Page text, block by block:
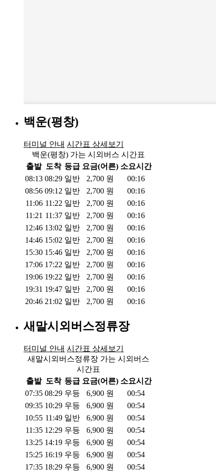
백운(평창)
터미널 안내 시간표 상세보기
백운(평창) 가는 시외버스 시간표
출발 도착 등급 요금(어른) 소요시간
08:13 08:29 일반 2,700 원
00:16
08:56 09:12 일반 2,700 원
00:16
11:06 11:22 일반 2,700 원
00:16
11:21 11:37 일반 2,700 원
00:16
12:46 13:02 일반 2,700 원
00:16
14:46 15:02 일반 2,700 원
00:16
15:30 15:46 일반 2,700 원
00:16
17:06 17:22 일반 2,700 원
00:16
19:06 19:22 일반 2,700 원
00:16
19:31 19:47 일반 2,700 원
00:16
20:46 21:02 일반 2,700 원 00:16
새말시외버스정류장
터미널 안내 시간표 상세보기
새말시외버스정류장 가는 시외버스
시간표
출발 도착 등급 요금(어른) 소요시간
07:35 08:29 우등 6,900 원
00:54
09:35 10:29 우등 6,900 원
00:54
10:55 11:49 일반 6,900 원
00:54
11:35 12:29 우등 6,900 원
00:54
13:25 14:19 우등 6,900 원
00:54
15:25 16:19 우등 6,900 원
00:54
17:35 18:29 우등 6,900 원
00:54